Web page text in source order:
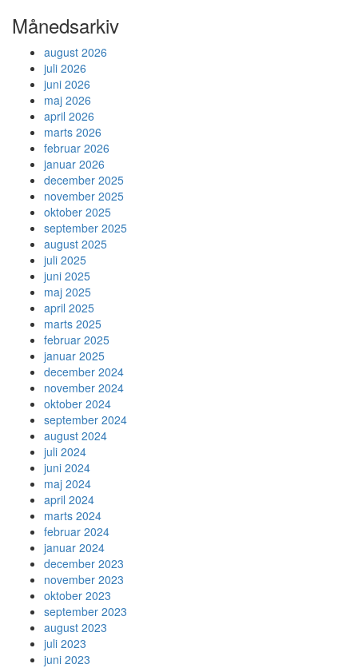
Månedsarkiv
august 2026
juli 2026
juni 2026
maj 2026
april 2026
marts 2026
februar 2026
januar 2026
december 2025
november 2025
oktober 2025
september 2025
august 2025
juli 2025
juni 2025
maj 2025
april 2025
marts 2025
februar 2025
januar 2025
december 2024
november 2024
oktober 2024
september 2024
august 2024
juli 2024
juni 2024
maj 2024
april 2024
marts 2024
februar 2024
januar 2024
december 2023
november 2023
oktober 2023
september 2023
august 2023
juli 2023
juni 2023